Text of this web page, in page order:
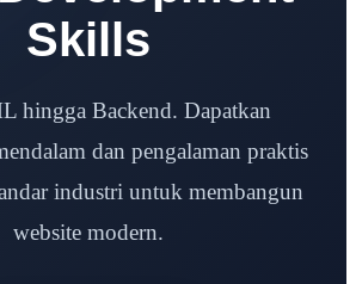
Skills
hingga Backend. Dapatkan
dan pengalaman praktis
industri untuk membangun
website modern.